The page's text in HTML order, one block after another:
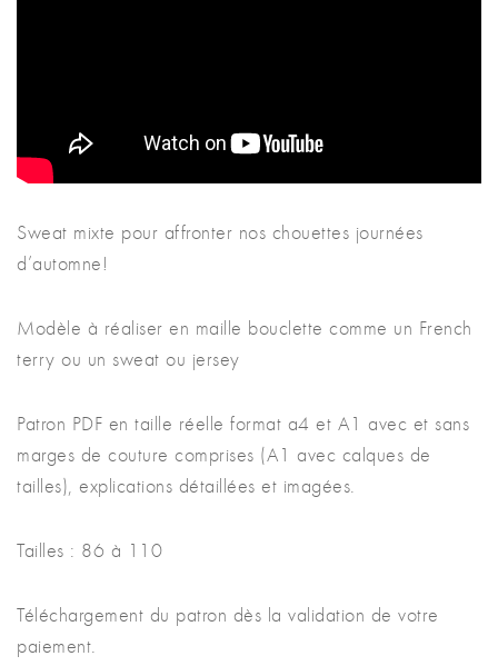
Sweat mixte pour affronter nos chouettes journées
d’automne!
Modèle à réaliser en maille bouclette comme un French
terry ou un sweat ou jersey
Patron PDF en taille réelle format a4 et A1 avec et sans
marges de couture comprises (A1 avec calques de
tailles), explications détaillées et imagées.
Tailles : 86 à 110
Téléchargement du patron dès la validation de votre
paiement.